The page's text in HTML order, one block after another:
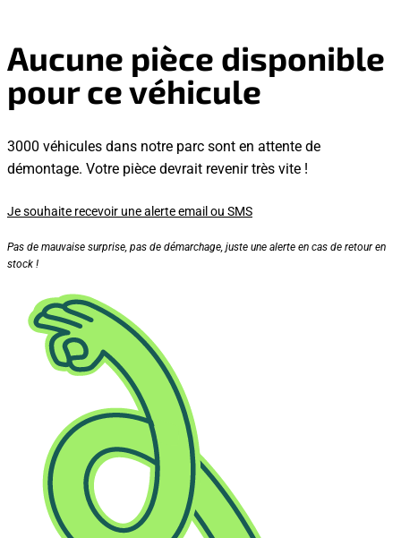
Aucune pièce disponible
pour ce véhicule
3000 véhicules dans notre parc sont en attente de
démontage. Votre pièce devrait revenir très vite !
Je souhaite recevoir une alerte email ou SMS
Pas de mauvaise surprise, pas de démarchage, juste une alerte en cas de retour en
stock !